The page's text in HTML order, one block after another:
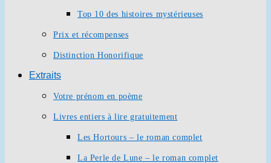
Top 10 des histoires mystérieuses
Prix et récompenses
Distinction Honorifique
Extraits
Votre prénom en poème
Livres entiers à lire gratuitement
Les Hortours – le roman complet
La Perle de Lune – le roman complet